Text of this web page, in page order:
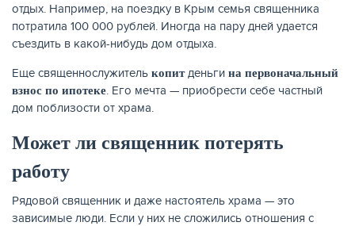
отдых. Например, на поездку в Крым семья священника
потратила 100 000 рублей. Иногда на пару дней удается
съездить в какой-нибудь дом отдыха.
Еще священнослужитель копитденьги на первоначальный
взнос по ипотеке. Его мечта — приобрести себе частный
дом поблизости от храма.
Может ли священник потерять
работу
Рядовой священник и даже настоятель храма — это
зависимые люди. Если у них не сложились отношения с